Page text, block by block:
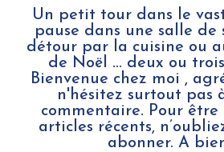
Un petit tour dans le
pause dans une salle de
détour par la cuisine ou
de Noël ... deux ou
Bienvenue chez moi ,
n'hésitez surtout pas
commentaire. Pour être
articles récents,
abonner. A